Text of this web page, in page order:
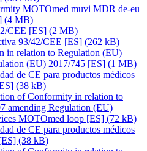
MOTOmed muvi MDR de-eu
(4 MB)
CEE [ES] (2 MB)
93/42/CEE [ES] (262 kB)
in relation to Regulation (EU)
(EU) 2017/745 [ES] (1 MB)
de CE para productos médicos
(38 kB)
of Conformity in relation to
amending Regulation (EU)
MOTOmed loop [ES] (72 kB)
de CE para productos médicos
(38 kB)